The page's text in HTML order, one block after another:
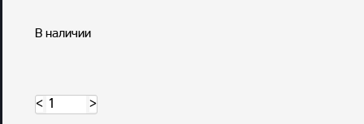
В наличии
< >